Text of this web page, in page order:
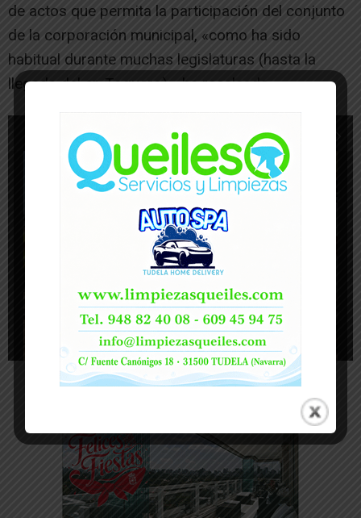
de actos que permita la participación del conjunto
de la corporación municipal, «como ha sido
habitual durante muchas legislaturas (hasta la
llegada del sr. Toquero)», ha recalcado.
-- Publicidad --